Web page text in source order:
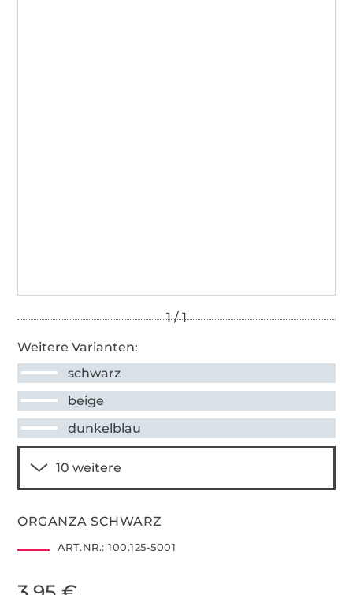
Weitere Varianten:
schwarz
beige
dunkelblau
ORGANZA SCHWARZ
ART.NR.: 100.125-5001